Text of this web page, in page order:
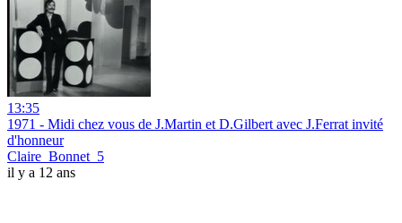
13:35
1971 - Midi chez vous de J.Martin et D.Gilbert avec J.Ferrat invité
d'honneur
Claire_Bonnet_5
il y a 12 ans